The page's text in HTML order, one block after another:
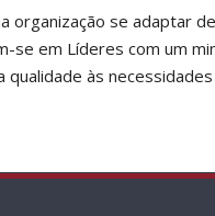
organização se adaptar
se em Líderes com um
às